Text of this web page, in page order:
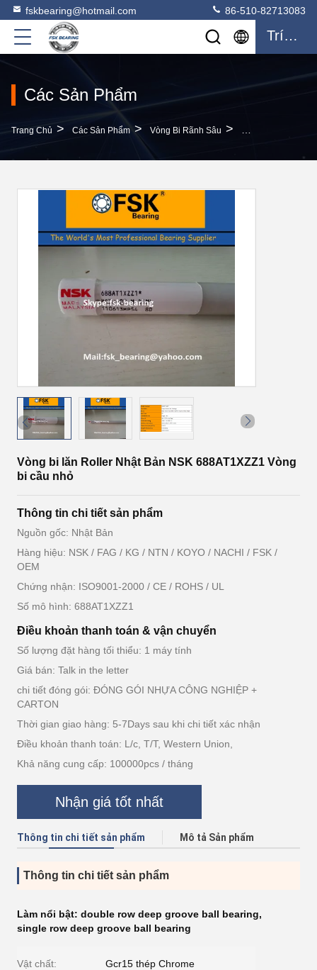
fskbearing@hotmail.com 86-510-82713083
Trích Dẫn
Các Sản Phẩm
Trang Chủ > Các Sản Phẩm > Vòng Bi Rãnh Sâu > Vòng Bi Lăn
Vòng bi lăn Roller Nhật Bản NSK 688AT1XZZ1 Vòng
bi cầu nhỏ
Thông tin chi tiết sản phẩm
Nguồn gốc: Nhật Bản
Hàng hiệu: NSK / FAG / KG / NTN / KOYO / NACHI / FSK /
OEM
Chứng nhận: ISO9001-2000 / CE / ROHS / UL
Số mô hình: 688AT1XZZ1
Điều khoản thanh toán & vận chuyển
Số lượng đặt hàng tối thiểu: 1 máy tính
Giá bán: Talk in the letter
chi tiết đóng gói: ĐÓNG GÓI NHỰA CÔNG NGHIỆP +
CARTON
Thời gian giao hàng: 5-7Days sau khi chi tiết xác nhận
Điều khoản thanh toán: L/c, T/T, Western Union,
Khả năng cung cấp: 100000pcs / tháng
Nhận giá tốt nhất
Thông tin chi tiết sản phẩm Mô tả Sản phẩm
Thông tin chi tiết sản phẩm
Làm nổi bật: double row deep groove ball bearing,
single row deep groove ball bearing
Vật chất: Gcr15 thép Chrome